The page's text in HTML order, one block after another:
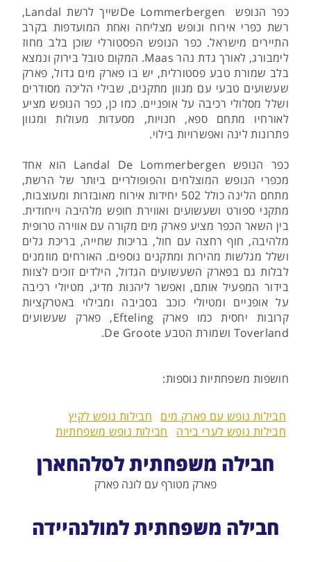
כפר הנופש De Lommerbergenשייך לרשת Landal,
רשת כפרי אירוח ונופש מצליחה ואחת המועדפות בקרב
התיירים מישראל. כפר הנופש הפסטורלי שוכן בלב מחוז
לימבורג, לאורך גדת נהר Maas. המקום טובל בירוק ונמצא
בלב שמורת טבע פסטורלית, יש בו פארק מים גדול, פארק
שעשועים טבעי עם מגוון מתקנים, שבילי הליכה מסודרים
ושלל מסלולי רכיבה על אופניים. כמו כן, כפר הנופש מציע
לאורחיו מתחם ספא, חנויות, מסעדות מעולות ומגוון
פתרונות לינה ואפשרויות בילוי.
כפר הנופש Landal De Lommerbergen הוא אחד
מכפרי הנופש המוצלחים והפופולריים ביותר של הרשת,
מתחם הלינה כולל 502 יחידות אירוח מאובזרות ומעוצבות,
מתקני ספורט ושעשועים ואווירת חופש מלהיבה וייחודית.
בין השאר הכפר מציע פארק מים מקורה עם אווירה טרופית
מלהיבה, חוף רחצה עם חול, בריכות שחייה, בריכת גלים
ושלל מגלשות מהירות ומתקנים נוספים. האורחים מוזמנים
לבלות גם בפארק השעשועים הגדול, הילדים זוכים לצוות
בידור המפעיל אותם, ואפשר ליהנות מדיג, מטיולי רכיבה
על אופניים ומטיולי כוכב בסביבה ומבילוי באטרקציות
קרובות יחסית כמו פארק Efteling, פארק שעשועים
Toverland ושמורת הטבע De Groote.
חושפות משפחתיות נוספות:
חבילות נופש עם פארק מים
חבילות נופש לקיץ
חבילות נופש לערי בירה
חבילות נופש משפחתיות
חבילה משפחתית לסלהחארן
פארק מטורף עם לונה פארק
חבילה משפחתית למולנהיידה